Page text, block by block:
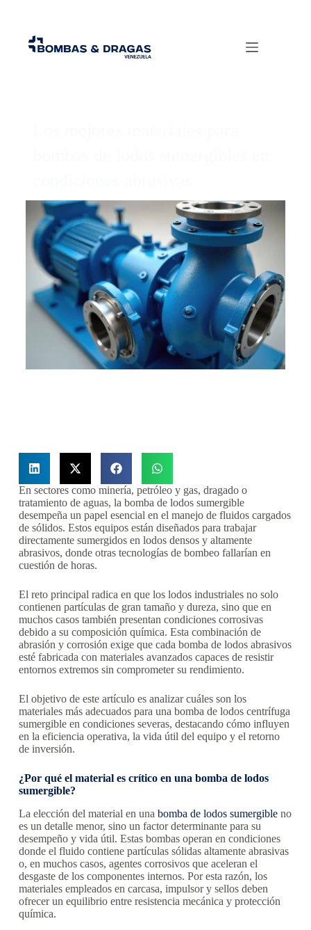
En sectores como minería, petróleo y gas, dragado o
tratamiento de aguas, la bomba de lodos sumergible
desempeña un papel esencial en el manejo de fluidos cargados
de sólidos. Estos equipos están diseñados para trabajar
directamente sumergidos en lodos densos y altamente
abrasivos, donde otras tecnologías de bombeo fallarían en
cuestión de horas.
El reto principal radica en que los lodos industriales no solo
contienen partículas de gran tamaño y dureza, sino que en
muchos casos también presentan condiciones corrosivas
debido a su composición química. Esta combinación de
abrasión y corrosión exige que cada bomba de lodos abrasivos
esté fabricada con materiales avanzados capaces de resistir
entornos extremos sin comprometer su rendimiento.
El objetivo de este artículo es analizar cuáles son los
materiales más adecuados para una bomba de lodos centrífuga
sumergible en condiciones severas, destacando cómo influyen
en la eficiencia operativa, la vida útil del equipo y el retorno
de inversión.
¿Por qué el material es crítico en una bomba de lodos
sumergible?
La elección del material en una bomba de lodos sumergibleno
es un detalle menor, sino un factor determinante para su
desempeño y vida útil. Estas bombas operan en condiciones
donde el fluido contiene partículas sólidas altamente abrasivas
o, en muchos casos, agentes corrosivos que aceleran el
desgaste de los componentes internos. Por esta razón, los
materiales empleados en carcasa, impulsor y sellos deben
ofrecer un equilibrio entre resistencia mecánica y protección
química.